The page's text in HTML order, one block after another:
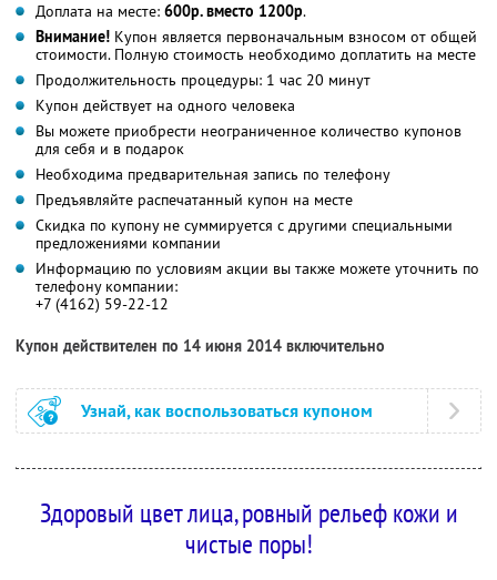
Доплата на месте: 600р. вместо 1200р.
Внимание! Купон является первоначальным взносом от общей
стоимости. Полную стоимость необходимо доплатить на месте
Продолжительность процедуры: 1 час 20 минут
Купон действует на одного человека
Вы можете приобрести неограниченное количество купонов
для себя и в подарок
Необходима предварительная запись по телефону
Предъявляйте распечатанный купон на месте
Скидка по купону не суммируется с другими специальными
предложениями компании
Информацию по условиям акции вы также можете уточнить по
телефону компании:
+7 (4162) 59-22-12
Купон действителен по 14 июня 2014 включительно
Узнай, как воспользоваться купоном
Здоровый цвет лица, ровный рельеф кожи и
чистые поры!